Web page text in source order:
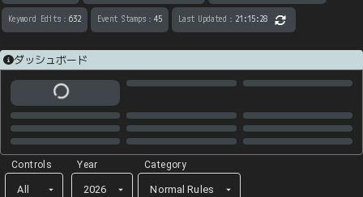
Keyword Edits ： 632 Event Stamps ： 45 Last Updated ： 21:15:28
ダッシュボード
Controls
All
Year
2026
Category
Normal Rules